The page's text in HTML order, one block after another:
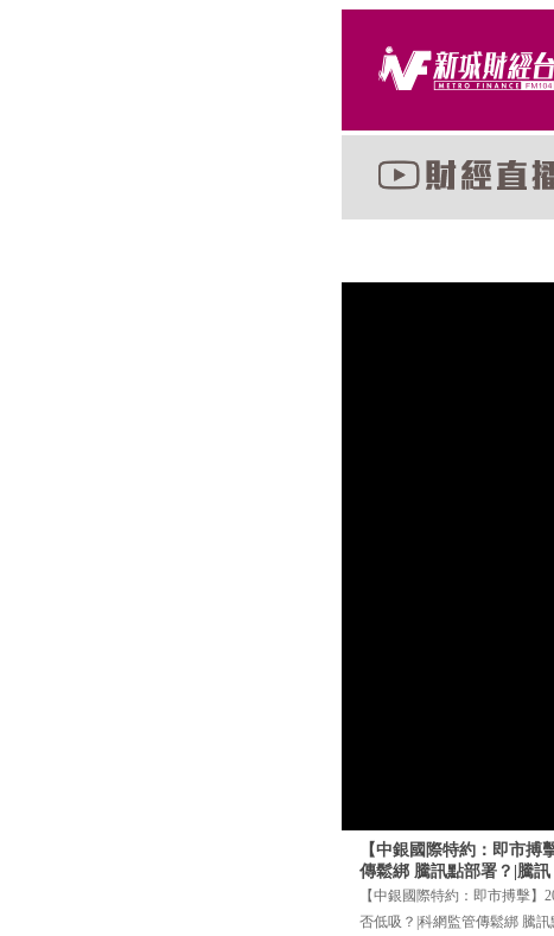
【中銀國際特約：即市
傳鬆綁 騰訊點部署？|騰
【中銀國際特約：即市搏擊
否低吸？|科網監管傳鬆綁 騰